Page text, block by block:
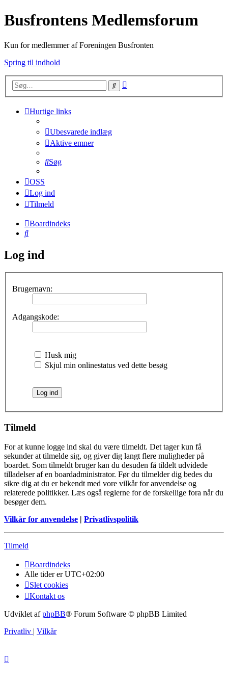
Busfrontens Medlemsforum
Kun for medlemmer af Foreningen Busfronten
Spring til indhold
Søg
Hurtige links
Ubesvarede indlæg
Aktive emner
Søg
OSS
Log ind
Tilmeld
Boardindeks
Søg
Log ind
Brugernavn:
Adgangskode:
Husk mig
Skjul min onlinestatus ved dette besøg
Tilmeld
For at kunne logge ind skal du være tilmeldt. Det tager kun få
sekunder at tilmelde sig, og giver dig langt flere muligheder på
boardet. Som tilmeldt bruger kan du desuden få tildelt udvidede
tilladelser af en boardadministrator. Før du tilmelder dig bedes du
sikre dig at du er bekendt med vore vilkår for anvendelse og
relaterede politikker. Læs også reglerne for de forskellige fora når du
besøger dem.
Vilkår for anvendelse | Privatlivspolitik
Tilmeld
Boardindeks
Alle tider erUTC+02:00
Slet cookies
Kontakt os
Udviklet afphpBB® Forum Software © phpBB Limited
Privatliv | Vilkår